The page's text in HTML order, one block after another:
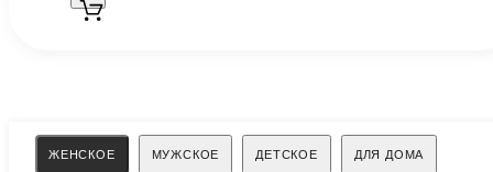
ЖЕНСКОЕ МУЖСКОЕ ДЕТСКОЕ ДЛЯ ДОМА
Поиск